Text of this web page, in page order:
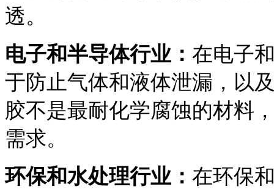
透。
电子和半导体行业： 在电子
于防止气体和液体泄漏，以
胶不是最耐化学腐蚀的材料
需求。
环保和水处理行业： 在环保